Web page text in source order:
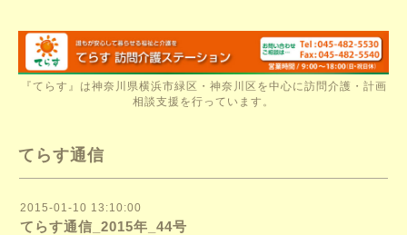
『てらす』は神奈川県横浜市緑区・神奈川区を中心に訪問介護・計画
相談支援を行っています。
てらす通信
2015-01-10 13:10:00
てらす通信_2015年_44号